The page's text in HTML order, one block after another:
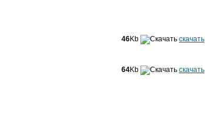
46Kb скачать
64Kb скачать